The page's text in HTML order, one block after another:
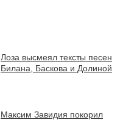
Лоза высмеял тексты песен
Билана, Баскова и Долиной
Максим Завидия покорил